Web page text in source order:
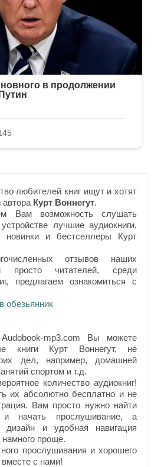
любителей книг ищут и хотят
автора Курт Воннегут.
Вам возможность слушать
лучшие аудиокниги,
и бестселлеры Курт
отзывов наших
просто читателей, среди
предлагаем ознакомиться с
обезьянник
mp3.com Вы можете
книги Курт Воннегут, не
дел, например, домашней
спортом и т.д.
количество аудиокниг!
их абсолютно бесплатно и не
Вам просто нужно найти
начать прослушивание, а
дизайн и удобная навигация
проще.
прослушивания и хорошего
с нами!